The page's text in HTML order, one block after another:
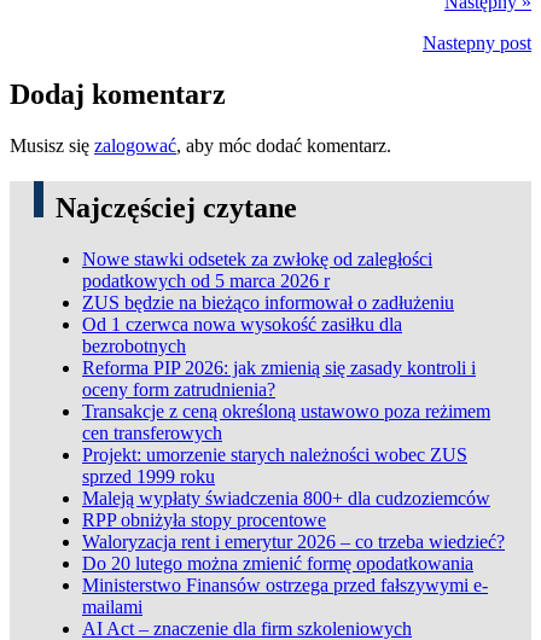
Nastepny post
Dodaj komentarz
Musisz się zalogować, aby móc dodać komentarz.
Najczęściej czytane
Nowe stawki odsetek za zwłokę od zaległości
podatkowych od 5 marca 2026 r
ZUS będzie na bieżąco informował o zadłużeniu
Od 1 czerwca nowa wysokość zasiłku dla
bezrobotnych
Reforma PIP 2026: jak zmienią się zasady kontroli i
oceny form zatrudnienia?
Transakcje z ceną określoną ustawowo poza reżimem
cen transferowych
Projekt: umorzenie starych należności wobec ZUS
sprzed 1999 roku
Maleją wypłaty świadczenia 800+ dla cudzoziemców
RPP obniżyła stopy procentowe
Waloryzacja rent i emerytur 2026 – co trzeba wiedzieć?
Do 20 lutego można zmienić formę opodatkowania
Ministerstwo Finansów ostrzega przed fałszywymi e-
mailami
AI Act – znaczenie dla firm szkoleniowych